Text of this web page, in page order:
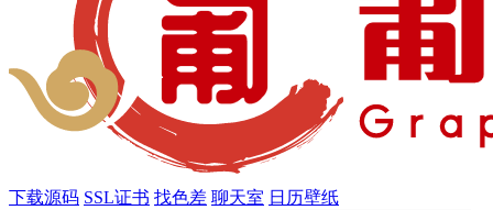
下载源码 SSL证书 找色差 聊天室 日历壁纸